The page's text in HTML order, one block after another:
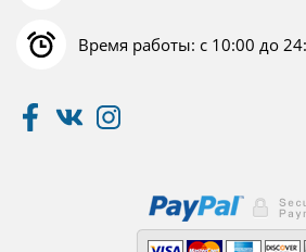
Время работы: с 10:00 до